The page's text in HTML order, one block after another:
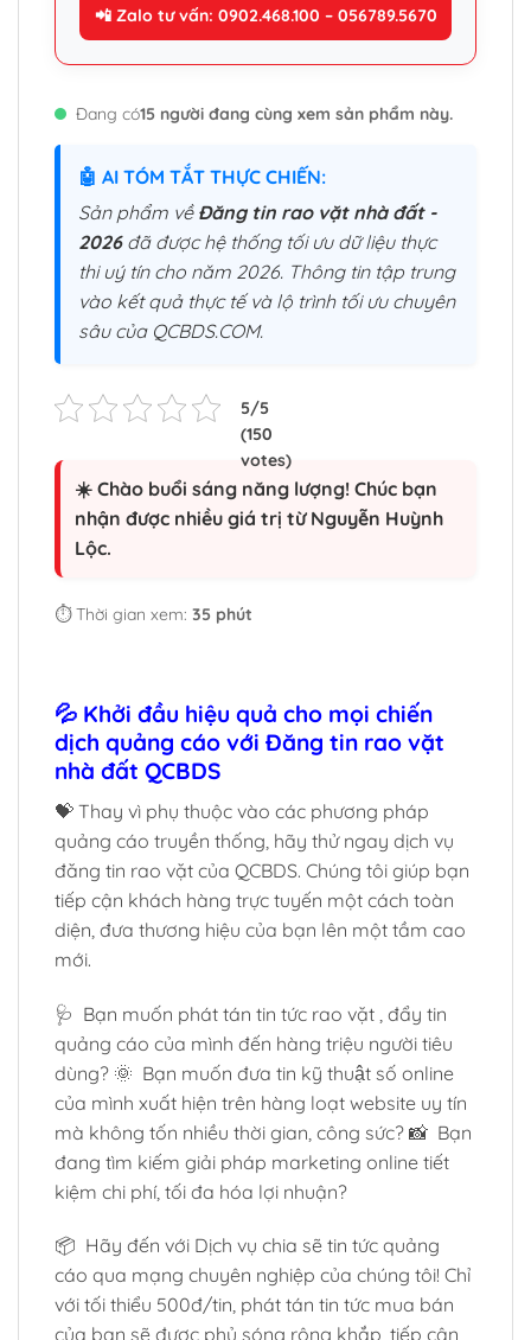
📲 Zalo tư vấn: 0902.468.100 – 056789.5670
Đang có15 người đang cùng xem sản phẩm này.
🤖 AI TÓM TẮT THỰC CHIẾN:
Sản phẩm về Đăng tin rao vặt nhà đất -
2026đã được hệ thống tối ưu dữ liệu thực
thi uý tín cho năm 2026. Thông tin tập trung
vào kết quả thực tế và lộ trình tối ưu chuyên
sâu của QCBDS.COM.
☀️ Chào buổi sáng năng lượng! Chúc bạn
nhận được nhiều giá trị từ Nguyễn Huỳnh
Lộc.
⏱️ Thời gian xem: 35 phút
💦 Khởi đầu hiệu quả cho mọi chiến
dịch quảng cáo với Đăng tin rao vặt
nhà đất QCBDS
💝 Thay vì phụ thuộc vào các phương pháp
quảng cáo truyền thống, hãy thử ngay dịch vụ
đăng tin rao vặt của QCBDS. Chúng tôi giúp bạn
tiếp cận khách hàng trực tuyến một cách toàn
diện, đưa thương hiệu của bạn lên một tầm cao
mới.
🩺 Bạn muốn phát tán tin tức rao vặt , đẩy tin
quảng cáo của mình đến hàng triệu người tiêu
dùng? 🌞 Bạn muốn đưa tin kỹ thuật số online
của mình xuất hiện trên hàng loạt website uy tín
mà không tốn nhiều thời gian, công sức? 📸 Bạn
đang tìm kiếm giải pháp marketing online tiết
kiệm chi phí, tối đa hóa lợi nhuận?
📦 Hãy đến với Dịch vụ chia sẽ tin tức quảng
cáo qua mạng chuyên nghiệp của chúng tôi! Chỉ
với tối thiểu 500đ/tin, phát tán tin tức mua bán
của bạn sẽ được phủ sóng rộng khắp, tiếp cận